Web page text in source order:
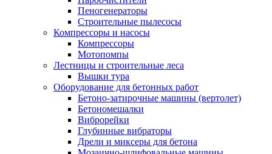
Пеногенераторы
Строительные пылесосы
Компрессоры и насосы
Компрессоры
Мотопомпы
Лестницы и строительные леса
Вышки тура
Оборудование для бетонных работ
Бетоно-затирочные машины (вертолет)
Бетономешалки
Виброрейки
Глубинные вибраторы
Дрели и миксеры для бетона